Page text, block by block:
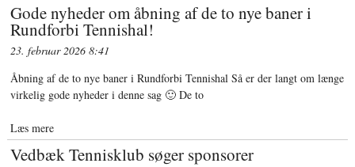
Gode nyheder om åbning af de to nye baner i
Rundforbi Tennishal!
23. februar 20268:41
Åbning af de to nye baner i Rundforbi Tennishal Så er der langt om længe
virkelig gode nyheder i denne sag 🙂 De to
Læs mere
Vedbæk Tennisklub søger sponsorer